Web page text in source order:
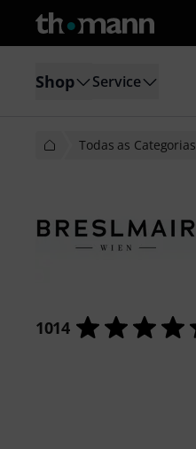
Shop Service
Todas as Categorias
1014